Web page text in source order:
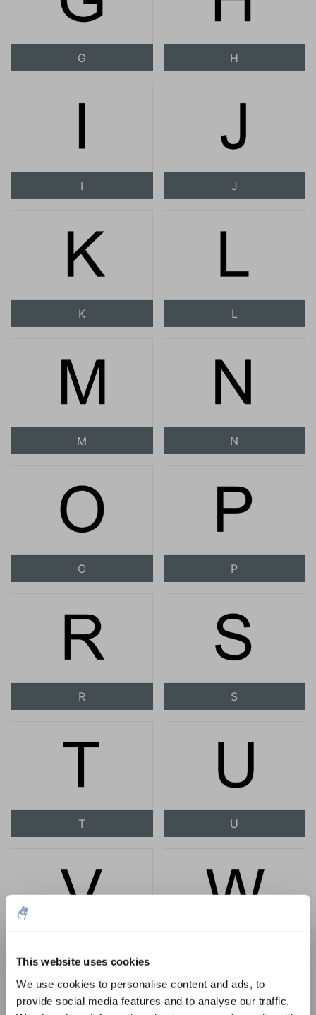
This website uses cookies
We use cookies to personalise content and ads, to
provide social media features and to analyse our traffic.
G H
I J
K L
M N
O P
R S
T U
order
Sign up for our newsletter to stay